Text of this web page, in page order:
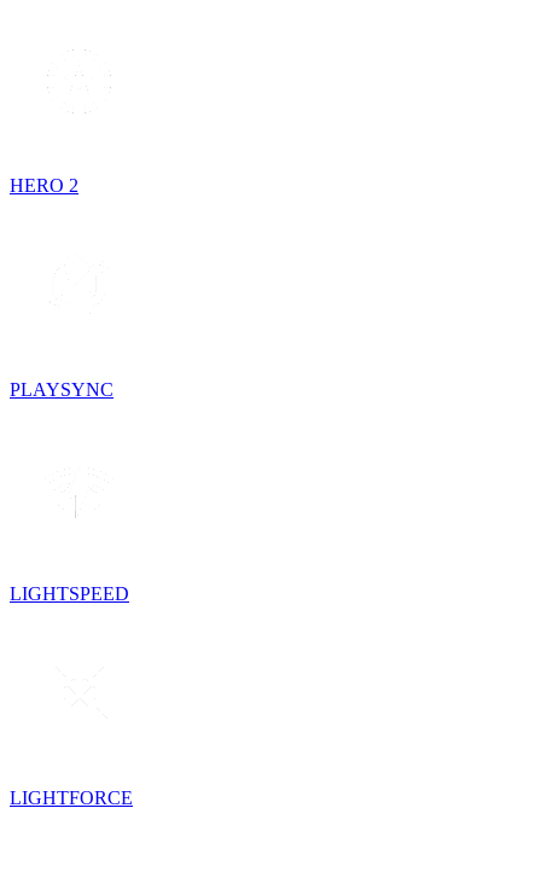
HERO 2
PLAYSYNC
LIGHTSPEED
LIGHTFORCE